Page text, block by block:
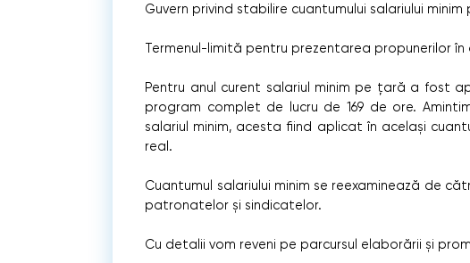
Guvern privind stabilire cuantumului salariului
Termenul-limită pentru prezentarea propunerilor
Pentru anul curent salariul minim pe țară a fost
program complet de lucru de 169 de ore.
salariul minim, acesta fiind aplicat în același
real.
Cuantumul salariului minim se reexaminează de
patronatelor şi sindicatelor.
Cu detalii vom reveni pe parcursul elaborării și